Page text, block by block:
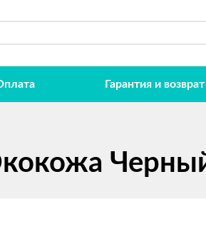
Гарантия и возврат